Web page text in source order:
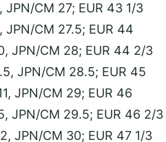
CM 27; EUR 43 1/3
CM 27.5; EUR 44
JPN/CM 28; EUR 44 2/3
JPN/CM 28.5; EUR 45
JPN/CM 29; EUR 46
JPN/CM 29.5; EUR 46 2/3
JPN/CM 30; EUR 47 1/3